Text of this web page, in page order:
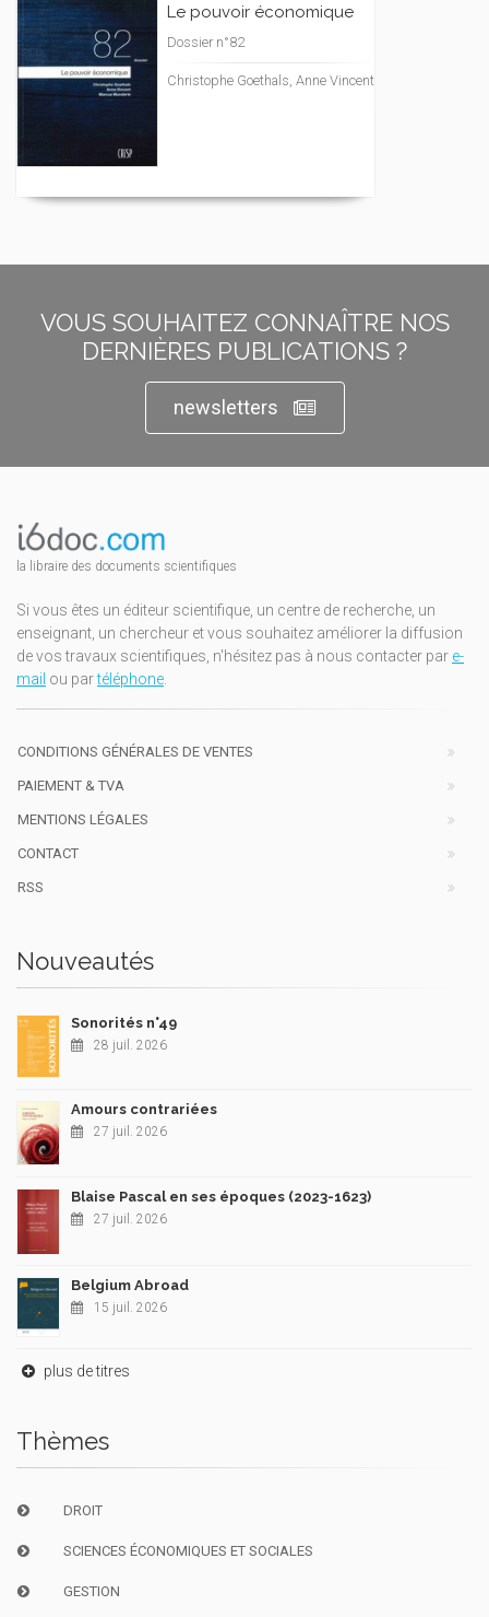
Le pouvoir économique
Dossier n°82
Christophe Goethals, Anne Vincent
VOUS SOUHAITEZ CONNAÎTRE NOS
DERNIÈRES PUBLICATIONS ?
newsletters
la libraire des documents scientifiques
Si vous êtes un éditeur scientifique, un centre de recherche, un
enseignant, un chercheur et vous souhaitez améliorer la diffusion
de vos travaux scientifiques, n'hésitez pas à nous contacter par e-
mail ou partéléphone.
CONDITIONS GÉNÉRALES DE VENTES
PAIEMENT & TVA
MENTIONS LÉGALES
CONTACT
RSS
Nouveautés
Sonorités n°49
28 juil. 2026
Amours contrariées
27 juil. 2026
Blaise Pascal en ses époques (2023-1623)
27 juil. 2026
Belgium Abroad
15 juil. 2026
plus de titres
Thèmes
DROIT
SCIENCES ÉCONOMIQUES ET SOCIALES
GESTION